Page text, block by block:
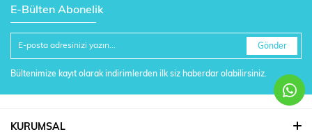
E-Bülten Abonelik
Gönder
Bültenimize kayıt olarak indirimlerden ilk siz haberdar olabilirsiniz.
KURUMSAL